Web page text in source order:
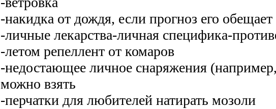
-накидка от дождя, если прогноз его обещает
-личные лекарства-личная специфика-
-летом репеллент от комаров
-недостающее личное снаряжения
можно взять
-перчатки для любителей натирать мозоли